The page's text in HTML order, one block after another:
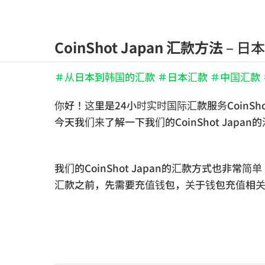
CoinShot Japan 汇款方法 – 日
＃从日本到韩国的汇款 ＃日本汇款 ＃中国汇
你好！这里是24小时实时国际汇款服务
今天我们来了解一下我们的CoinShot Japan的
我们的CoinShot Japan的汇款方式也非常简单
汇款之前，先需要充值钱包，关于钱包充值相